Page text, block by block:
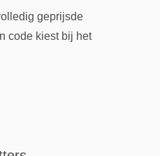
geprijsde
code kiest bij het